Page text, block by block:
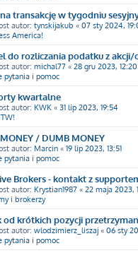
transakcję w tygodniu
autor: tynskijakub « 07 sty 2024,
America!
do rozliczania podatku z akcji/
autor: michal77 « 28 gru 2023, 12:20
pytania i pomoc
kwartalne
autor: KWK « 31 lip 2023, 19:54
/ DUMB MONEY
autor: Marcin « 19 lip 2023, 13:51
pytania i pomoc
Brokers - kontakt z
autor: Krystian1987 « 22 maja 2023,
i brokerzy
od krótkich pozycji
autor: wlodzimierz_liszaj « 06 sty
pytania i pomoc